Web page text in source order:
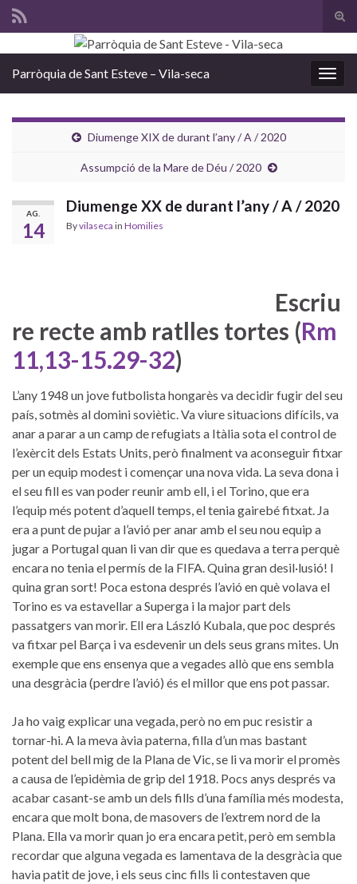
Search for:
Parròquia de Sant Esteve – Vila-seca
Diumenge XIX de durant l’any / A / 2020
Assumpció de la Mare de Déu / 2020
AG.
14
Diumenge XX de durant l’any / A / 2020
Byvilaseca in Homilies
Escriu
re recte amb ratlles tortes (Rm
11,13-15.29-32)
L’any 1948 un jove futbolista hongarès va decidir fugir del seu
país, sotmès al domini soviètic. Va viure situacions difícils, va
anar a parar a un camp de refugiats a Itàlia sota el control de
l’exèrcit dels Estats Units, però finalment va aconseguir fitxar
per un equip modest i començar una nova vida. La seva dona i
el seu fill es van poder reunir amb ell, i el Torino, que era
l’equip més potent d’aquell temps, el tenia gairebé fitxat. Ja
era a punt de pujar a l’avió per anar amb el seu nou equip a
jugar a Portugal quan li van dir que es quedava a terra perquè
encara no tenia el permís de la FIFA. Quina gran desil·lusió! I
quina gran sort! Poca estona després l’avió en què volava el
Torino es va estavellar a Superga i la major part dels
passatgers van morir. Ell era László Kubala, que poc després
va fitxar pel Barça i va esdevenir un dels seus grans mites. Un
exemple que ens ensenya que a vegades allò que ens sembla
una desgràcia (perdre l’avió) és el millor que ens pot passar.
Ja ho vaig explicar una vegada, però no em puc resistir a
tornar-hi. A la meva àvia paterna, filla d’un mas bastant
potent del bell mig de la Plana de Vic, se li va morir el promès
a causa de l’epidèmia de grip del 1918. Pocs anys després va
acabar casant-se amb un dels fills d’una família més modesta,
encara que molt bona, de masovers de l’extrem nord de la
Plana. Ella va morir quan jo era encara petit, però em sembla
recordar que alguna vegada es lamentava de la desgràcia que
havia patit de jove, i els seus cinc fills li contestaven que